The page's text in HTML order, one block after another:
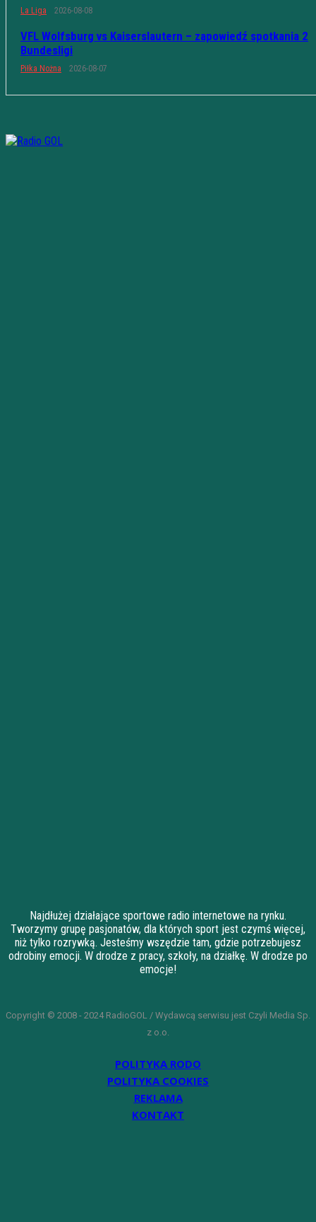
La Liga 2026-08-08
VFL Wolfsburg vs Kaiserslautern – zapowiedź spotkania 2
Bundesligi
Piłka Nożna 2026-08-07
Najdłużej działające sportowe radio internetowe na rynku.
Tworzymy grupę pasjonatów, dla których sport jest czymś więcej,
niż tylko rozrywką. Jesteśmy wszędzie tam, gdzie potrzebujesz
odrobiny emocji. W drodze z pracy, szkoły, na działkę. W drodze po
emocje!
Copyright © 2008 - 2024 RadioGOL / Wydawcą serwisu jest Czyli Media Sp.
z o.o.
POLITYKA RODO
POLITYKA COOKIES
REKLAMA
KONTAKT